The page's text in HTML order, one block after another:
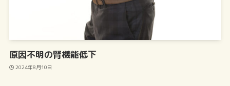
原因不明の腎機能低下
2024年8月10日